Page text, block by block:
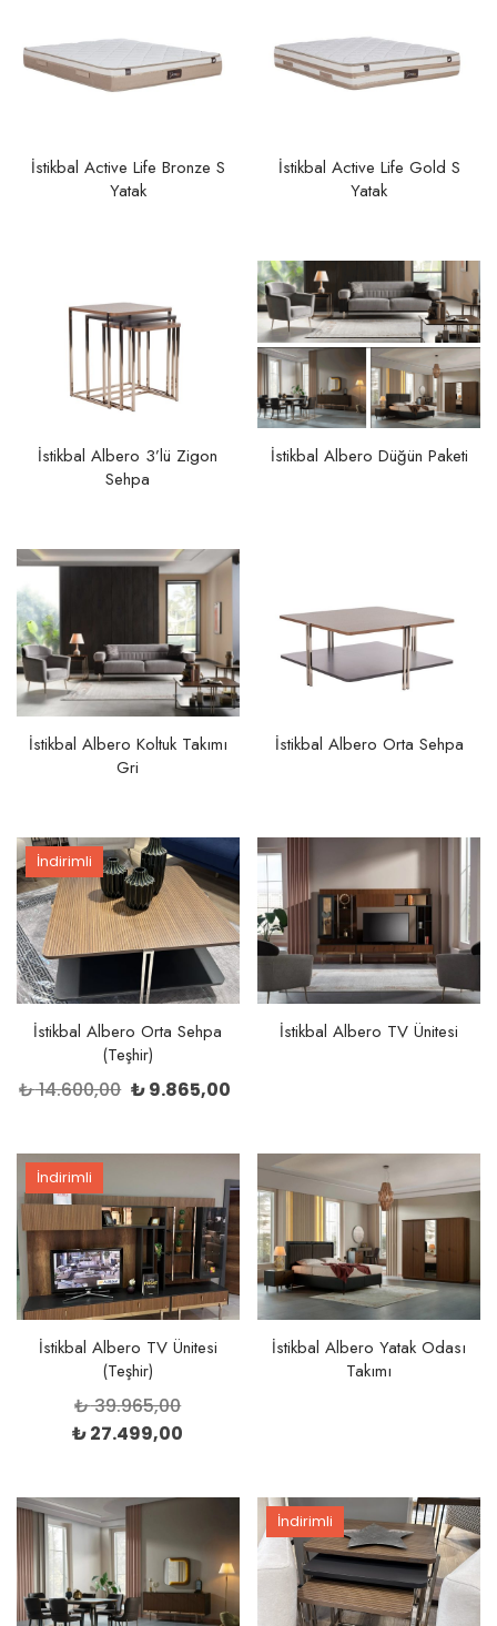
İstikbal Active Life Bronze S
Yatak
İstikbal Active Life Gold S
Yatak
İstikbal Albero 3’lü Zigon
Sehpa
İstikbal Albero Düğün Paketi
İstikbal Albero Koltuk Takımı
Gri
İstikbal Albero Orta Sehpa
İndirimli
İstikbal Albero Orta Sehpa
(Teşhir)
₺14.600,00 Orijinal
₺9.865,00
₺ 9.865,00.
İstikbal Albero TV Ünitesi
İndirimli
İstikbal Albero TV Ünitesi
(Teşhir)
₺39.965,00Orijinal
fiyat:
₺27.499,00
₺ 27.499,00.
İstikbal Albero Yatak Odası
Takımı
İndirimli